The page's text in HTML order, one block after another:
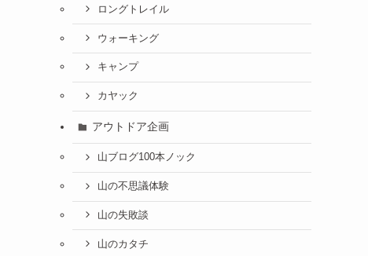
ロングトレイル
ウォーキング
キャンプ
カヤック
アウトドア企画
山ブログ100本ノック
山の不思議体験
山の失敗談
山のカタチ